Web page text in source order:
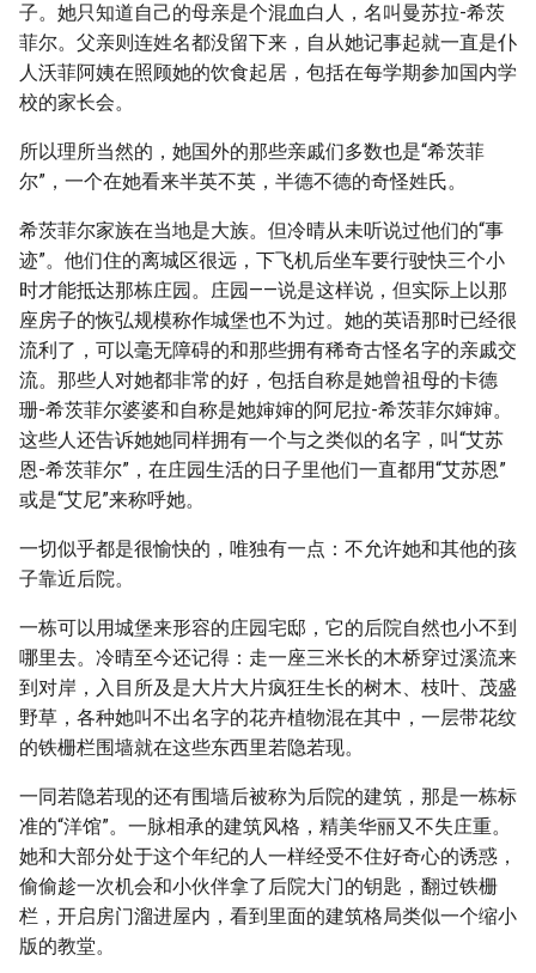
子。她只知道自己的母亲是个混血白人，名叫曼苏拉-希茨
菲尔。父亲则连姓名都没留下来，自从她记事起就一直是仆
人沃菲阿姨在照顾她的饮食起居，包括在每学期参加国内学
校的家长会。
所以理所当然的，她国外的那些亲戚们多数也是“希茨菲
尔”，一个在她看来半英不英，半德不德的奇怪姓氏。
希茨菲尔家族在当地是大族。但冷晴从未听说过他们的“事
迹”。他们住的离城区很远，下飞机后坐车要行驶快三个小
时才能抵达那栋庄园。庄园——说是这样说，但实际上以那
座房子的恢弘规模称作城堡也不为过。她的英语那时已经很
流利了，可以毫无障碍的和那些拥有稀奇古怪名字的亲戚交
流。那些人对她都非常的好，包括自称是她曾祖母的卡德
珊-希茨菲尔婆婆和自称是她婶婶的阿尼拉-希茨菲尔婶婶。
这些人还告诉她她同样拥有一个与之类似的名字，叫“艾苏
恩-希茨菲尔”，在庄园生活的日子里他们一直都用“艾苏恩”
或是“艾尼”来称呼她。
一切似乎都是很愉快的，唯独有一点：不允许她和其他的孩
子靠近后院。
一栋可以用城堡来形容的庄园宅邸，它的后院自然也小不到
哪里去。冷晴至今还记得：走一座三米长的木桥穿过溪流来
到对岸，入目所及是大片大片疯狂生长的树木、枝叶、茂盛
野草，各种她叫不出名字的花卉植物混在其中，一层带花纹
的铁栅栏围墙就在这些东西里若隐若现。
一同若隐若现的还有围墙后被称为后院的建筑，那是一栋标
准的“洋馆”。一脉相承的建筑风格，精美华丽又不失庄重。
她和大部分处于这个年纪的人一样经受不住好奇心的诱惑，
偷偷趁一次机会和小伙伴拿了后院大门的钥匙，翻过铁栅
栏，开启房门溜进屋内，看到里面的建筑格局类似一个缩小
版的教堂。